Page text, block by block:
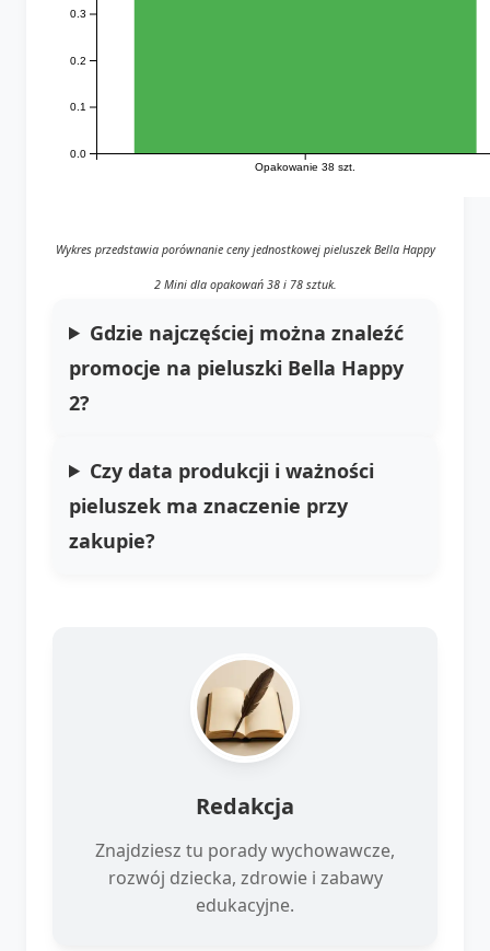
Opakowanie 38 szt.
0.0
0.1
0.2
0.3
Wykres przedstawia porównanie ceny jednostkowej pieluszek Bella Happy
2 Mini dla opakowań 38 i 78 sztuk.
Gdzie najczęściej można znaleźć
promocje na pieluszki Bella Happy
2?
Czy data produkcji i ważności
pieluszek ma znaczenie przy
zakupie?
Redakcja
Znajdziesz tu porady wychowawcze,
rozwój dziecka, zdrowie i zabawy
edukacyjne.